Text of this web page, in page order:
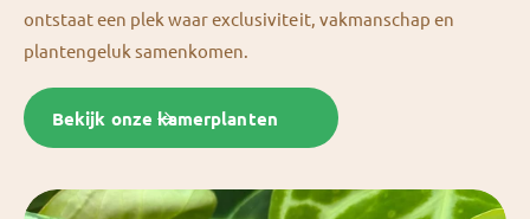
ontstaat een plek waar exclusiviteit, vakmanschap en
plantengeluk samenkomen.
Bekijk onze kamerplanten